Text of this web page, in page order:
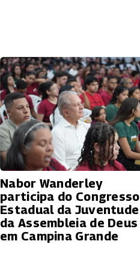
Nabor Wanderley
participa do Congresso
Estadual da Juventude
da Assembleia de Deus
em Campina Grande